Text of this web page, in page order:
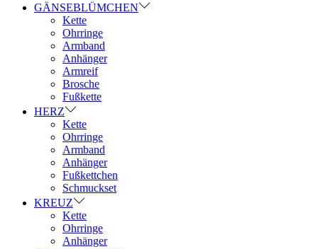
GÄNSEBLÜMCHEN
Kette
Ohrringe
Armband
Anhänger
Armreif
Brosche
Fußkette
HERZ
Kette
Ohrringe
Armband
Anhänger
Fußkettchen
Schmuckset
KREUZ
Kette
Ohrringe
Anhänger